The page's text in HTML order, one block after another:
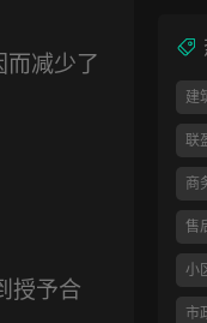
而减少了
授予合
建
联
商
售
小
市